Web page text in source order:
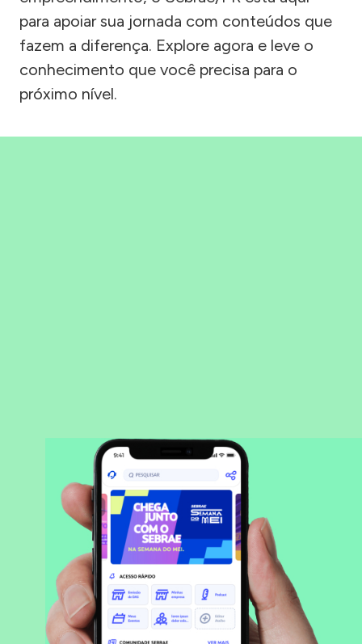
para apoiar sua jornada com conteúdos que
fazem a diferença. Explore agora e leve o
conhecimento que você precisa para o
próximo nível.